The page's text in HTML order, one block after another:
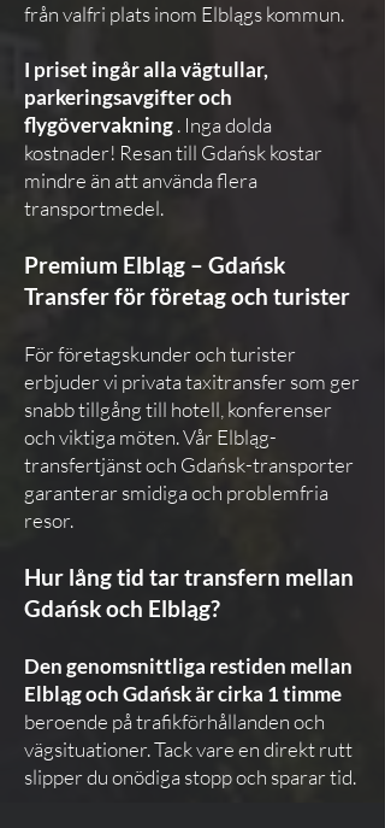
från valfri plats inom Elblągs kommun.
I priset ingår alla vägtullar,
parkeringsavgifter och
flygövervakning. Inga dolda
kostnader! Resan till Gdańsk kostar
mindre än att använda flera
transportmedel.
Premium Elbląg – Gdańsk
Transfer för företag och turister
För företagskunder och turister
erbjuder vi privata taxitransfer som ger
snabb tillgång till hotell, konferenser
och viktiga möten. Vår Elbląg-
transfertjänst och Gdańsk-transporter
garanterar smidiga och problemfria
resor.
Hur lång tid tar transfern mellan
Gdańsk och Elbląg?
Den genomsnittliga restiden mellan
Elbląg och Gdańsk är cirka 1 timme
beroende på trafikförhållanden och
vägsituationer. Tack vare en direkt rutt
slipper du onödiga stopp och sparar tid.